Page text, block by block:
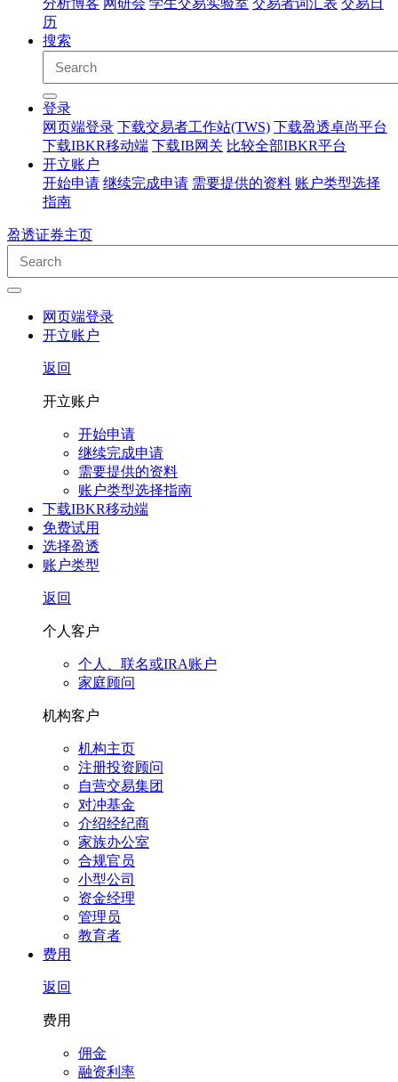
分析博客 网研会 学生交易实验室 交易者词汇表 交易日
历
搜索
登录
网页端登录 下载交易者工作站(TWS) 下载盈透卓尚平台
下载IBKR移动端 下载IB网关 比较全部IBKR平台
开立账户
开始申请 继续完成申请 需要提供的资料 账户类型选择
指南
盈透证券主页
网页端登录
开立账户
返回
开立账户
开始申请
继续完成申请
需要提供的资料
账户类型选择指南
下载IBKR移动端
免费试用
选择盈透
账户类型
返回
个人客户
个人、联名或IRA账户
家庭顾问
机构客户
机构主页
注册投资顾问
自营交易集团
对冲基金
介绍经纪商
家族办公室
合规官员
小型公司
资金经理
管理员
教育者
费用
返回
费用
佣金
融资利率